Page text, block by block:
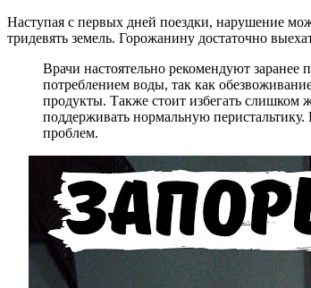
Наступая с первых дней поездки, нарушение
тридевять земель. Горожанину достаточно
Врачи настоятельно рекомендуют
потреблением воды, так как
продукты. Также стоит избегать слишком
поддерживать нормальную
проблем.